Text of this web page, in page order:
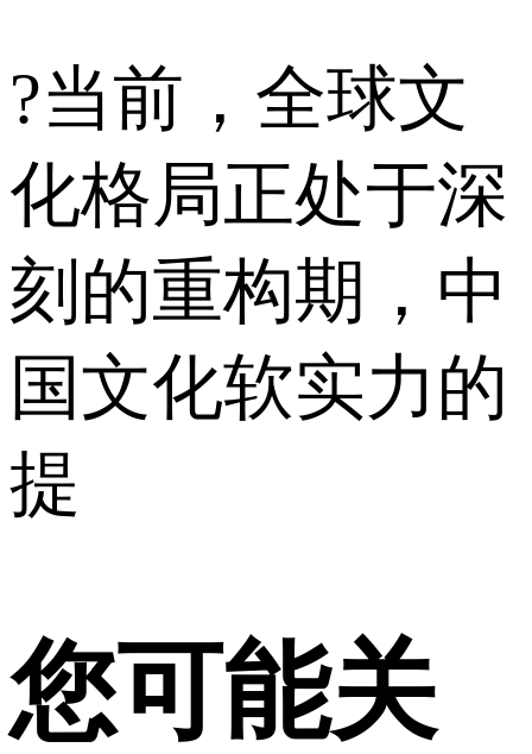
?当前，全球文
化格局正处于深
刻的重构期，中
国文化软实力的
提
您可能关